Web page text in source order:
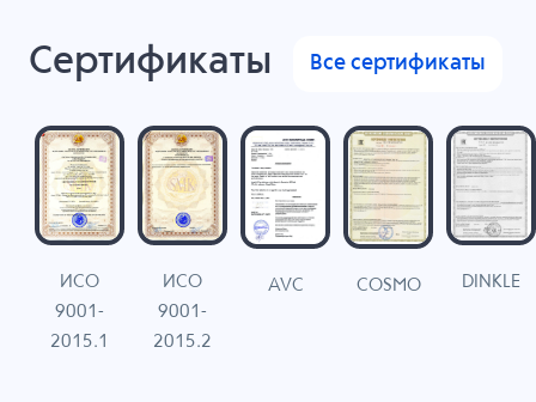
Сертификаты Все сертификаты
ИСО
9001-
2015.1
ИСО
9001-
2015.2
AVC COSMO DINKLE